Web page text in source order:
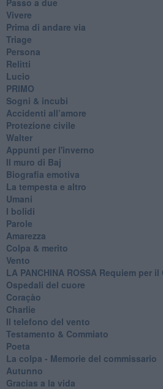
Vivere
Prima di andare via
Triage
Persona
Relitti
Lucio
PRIMO
Sogni & incubi
Accidenti all’amore
Protezione civile
Walter
Appunti per l'inverno
Il muro di Baj
Biografia emotiva
La tempesta e altro
Umani
I bolidi
Parole
Amarezza
Colpa & merito
Vento
​LA PANCHINA ROSSA Requiem per
Ospedali del cuore
Coraçào
Charlie
Il telefono del vento
Testamento & Commiato
Poeta
​La colpa - Memorie del commissario
Autunno
Gracias a la vida